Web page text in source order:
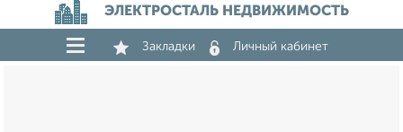
ЭЛЕКТРОСТАЛЬ НЕДВИЖИМОСТЬ
Закладки Личный кабинет